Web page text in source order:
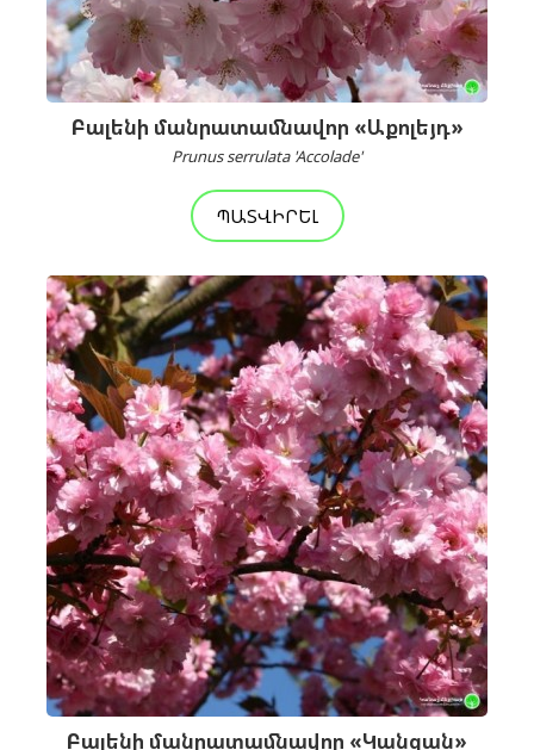
Բալենի մանրատամնավոր «Աքոլեյդ»
Prunus serrulata 'Accolade'
ՊԱՏՎԻՐԵԼ
Բալենի մանրատամնավոր «Կանզան»